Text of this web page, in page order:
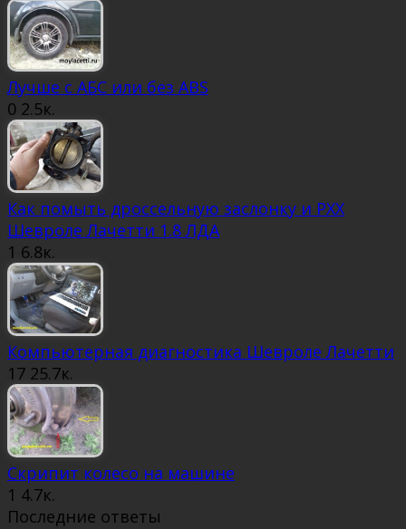
Лучше с АБС или без ABS
0 2.5к.
Как помыть дроссельную заслонку и РХХ
Шевроле Лачетти 1.8 ЛДА
1 6.8к.
Компьютерная диагностика Шевроле Лачетти
17 25.7к.
Скрипит колесо на машине
1 4.7к.
Последние ответы